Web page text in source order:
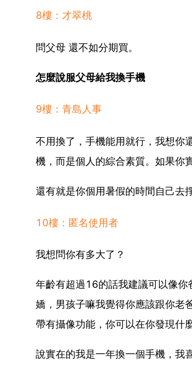
8樓：才翠桃
問父母 還不如分期買。
怎麼說服父母給我換手機
9樓：青島人事
不用換了，手機能用就行，我想你
機，而是個人的綜合素質。如果你
還有就是你個用暑假的時間自己去
10樓：匿名使用者
我想問你有多大了？
年齡有超過16的話我建議可以像
嬌，男孩子嘛我覺得你應該跟你老
帶有攝像功能，你可以在你發現什
說實在的我是一年換一個手機，我